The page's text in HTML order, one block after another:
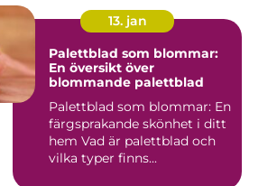
13. jan
Palettblad som blommar:
En översikt över
blommande palettblad
Palettblad som blommar: En
färgsprakande skönhet i ditt
hem Vad är palettblad och
vilka typer finns...